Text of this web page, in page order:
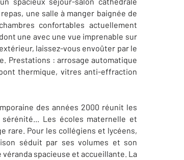
une salle à manger baignée de
confortables actuellement
une avec une vue imprenable sur
laissez-vous envoûter par le
Prestations : arrosage automatique
thermique, vitres anti-effraction
des années 2000 réunit les
Les écoles maternelle et
rare. Pour les collégiens et lycéens,
séduit par ses volumes et son
spacieuse et accueillante. La